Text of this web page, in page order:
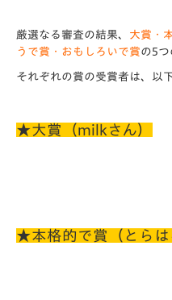
厳選なる審査の結果、 大賞・
うで賞・おもしろいで賞の5つ
それぞれの賞の受賞者は、以
★大賞（milkさん）
★本格的で賞（とらは